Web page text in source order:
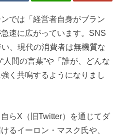
では「経営者自身がブラン
速に広がっています。SNS
、現代の消費者は無機質な
間の言葉”や「誰が、どんな
く共鳴するようになりまし
らX（旧Twitter）を通じてダ
るイーロン・マスク氏や、